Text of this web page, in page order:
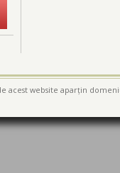
acest website aparțin